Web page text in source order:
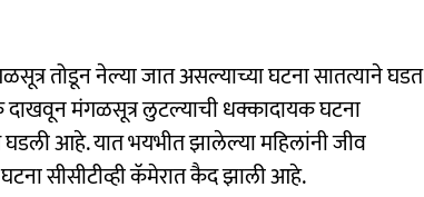
तोडून नेल्या जात असल्याच्या घटना सातत्याने घडत
दाखवून मंगळसूत्र लुटल्याची धक्कादायक घटना
घडली आहे. यात भयभीत झालेल्या महिलांनी जीव
सीसीटीव्ही कॅमेरात कैद झाली आहे.